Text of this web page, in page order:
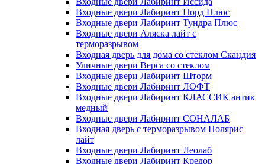
Входные двери Лабиринт Норд Плюс
Входные двери Лабиринт Тундра Плюс
Входные двери Аляска лайт с
терморазрывом
Входная дверь для дома со стеклом Скандия
Уличные двери Верса со стеклом
Входные двери Лабиринт Шторм
Входные двери Лабиринт ЛОФТ
Входные двери Лабиринт КЛАССИК антик
медный
Входные двери Лабиринт СОНАЛАБ
Входная дверь с терморазрывом Полярис
лайт
Входные двери Лабиринт Леолаб
Входные двери Лабиринт Кредор